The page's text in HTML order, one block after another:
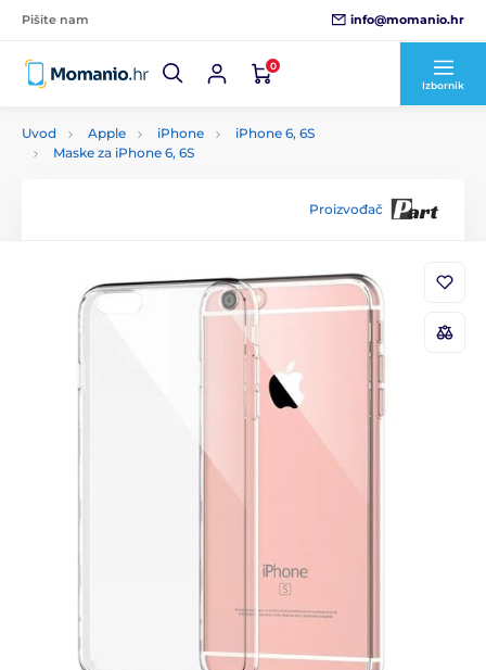
Pišite nam info@momanio.hr
0
Izbornik
Uvod Apple iPhone
iPhone 6, 6S
Maske za iPhone 6, 6S
Proizvođač